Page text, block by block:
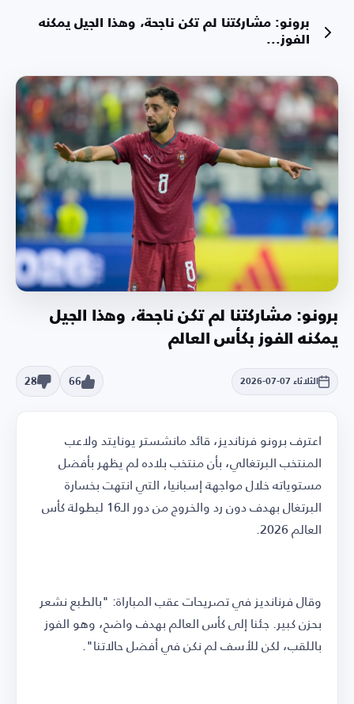
برونو: مشاركتنا لم تكن ناجحة، وهذا الجيل يمكنه
الفوز...
برونو: مشاركتنا لم تكن ناجحة، وهذا الجيل
يمكنه الفوز بكأس العالم
الثلاثاء 07-07-2026 66
28
اعترف برونو فرنانديز، قائد مانشستر يونايتد ولاعب
المنتخب البرتغالي، بأن منتخب بلاده لم يظهر بأفضل
مستوياته خلال مواجهة إسبانيا، التي انتهت بخسارة
البرتغال بهدف دون رد والخروج من دور الـ16 لبطولة كأس
العالم 2026.
وقال فرنانديز في تصريحات عقب المباراة: "بالطبع نشعر
بحزن كبير. جئنا إلى كأس العالم بهدف واضح، وهو الفوز
باللقب، لكن للأسف لم نكن في أفضل حالاتنا".